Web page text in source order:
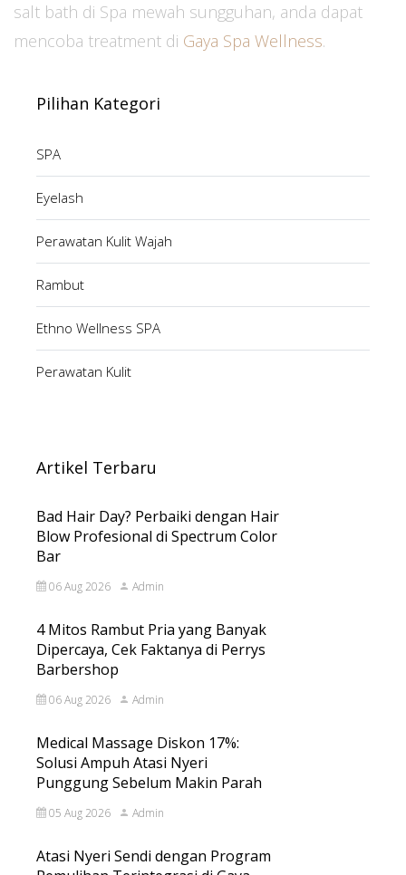
salt bath di Spa mewah sungguhan, anda dapat
mencoba treatment di Gaya Spa Wellness.
Pilihan Kategori
SPA
Eyelash
Perawatan Kulit Wajah
Rambut
Ethno Wellness SPA
Perawatan Kulit
Artikel Terbaru
Bad Hair Day? Perbaiki dengan Hair
Blow Profesional di Spectrum Color
Bar
06 Aug 2026 Admin
4 Mitos Rambut Pria yang Banyak
Dipercaya, Cek Faktanya di Perrys
Barbershop
06 Aug 2026 Admin
Medical Massage Diskon 17%:
Solusi Ampuh Atasi Nyeri
Punggung Sebelum Makin Parah
05 Aug 2026 Admin
Atasi Nyeri Sendi dengan Program